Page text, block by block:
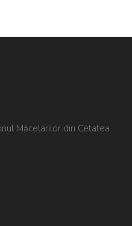
Măcelarilor din Cetatea